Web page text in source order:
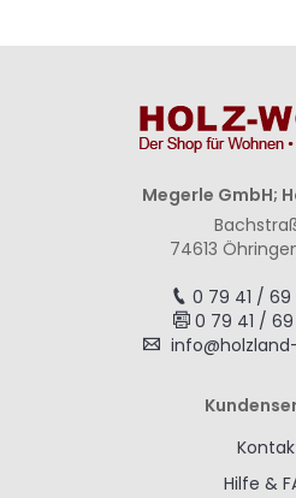
Megerle GmbH;
74613
0 79 41 /
0 79 41 /
Hilfe &